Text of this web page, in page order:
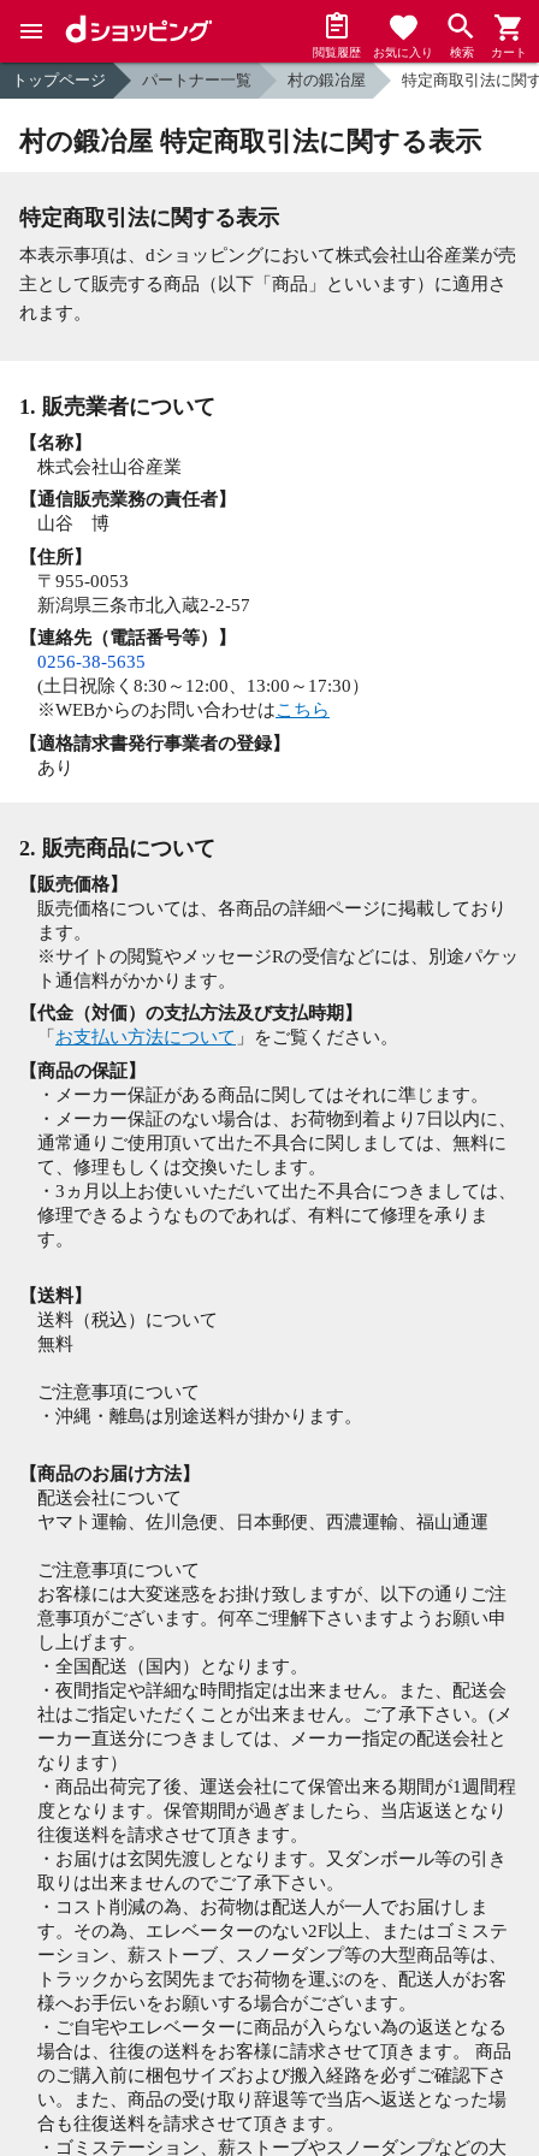
閲覧履歴 お気に入り 検索 カート
トップページ パートナー一覧 村の鍛冶屋 特定商取引法に関
村の鍛冶屋 特定商取引法に関する表示
特定商取引法に関する表示
本表示事項は、dショッピングにおいて株式会社山谷産業が売
主として販売する商品（以下「商品」といいます）に適用さ
れます。
1. 販売業者について
【名称】
株式会社山谷産業
【通信販売業務の責任者】
山谷 博
【住所】
〒955-0053
新潟県三条市北入蔵2-2-57
【連絡先（電話番号等）】
0256-38-5635
(土日祝除く8:30～12:00、13:00～17:30）
※WEBからのお問い合わせはこちら
【適格請求書発行事業者の登録】
あり
2. 販売商品について
【販売価格】
販売価格については、各商品の詳細ページに掲載しており
ます。
※サイトの閲覧やメッセージRの受信などには、別途パケッ
ト通信料がかかります。
【代金（対価）の支払方法及び支払時期】
「 お支払い方法について 」をご覧ください。
【商品の保証】
・メーカー保証がある商品に関してはそれに準じます。
・メーカー保証のない場合は、お荷物到着より7日以内に、
通常通りご使用頂いて出た不具合に関しましては、無料に
て、修理もしくは交換いたします。
・3ヵ月以上お使いいただいて出た不具合につきましては、
修理できるようなものであれば、有料にて修理を承りま
す。
【送料】
送料（税込）について
無料
ご注意事項について
・沖縄・離島は別途送料が掛かります。
【商品のお届け方法】
配送会社について
ヤマト運輸、佐川急便、日本郵便、西濃運輸、福山通運
ご注意事項について
お客様には大変迷惑をお掛け致しますが、以下の通りご注
意事項がございます。何卒ご理解下さいますようお願い申
し上げます。
・全国配送（国内）となります。
・夜間指定や詳細な時間指定は出来ません。また、配送会
社はご指定いただくことが出来ません。ご了承下さい。(メ
ーカー直送分につきましては、メーカー指定の配送会社と
なります）
・商品出荷完了後、運送会社にて保管出来る期間が1週間程
度となります。保管期間が過ぎましたら、当店返送となり
往復送料を請求させて頂きます。
・お届けは玄関先渡しとなります。又ダンボール等の引き
取りは出来ませんのでご了承下さい。
・コスト削減の為、お荷物は配送人が一人でお届けしま
す。その為、エレベーターのない2F以上、またはゴミステ
ーション、薪ストーブ、スノーダンプ等の大型商品等は、
トラックから玄関先までお荷物を運ぶのを、配送人がお客
様へお手伝いをお願いする場合がございます。
・ご自宅やエレベーターに商品が入らない為の返送となる
場合は、往復の送料をお客様に請求させて頂きます。 商品
のご購入前に梱包サイズおよび搬入経路を必ずご確認下さ
い。また、商品の受け取り辞退等で当店へ返送となった場
合も往復送料を請求させて頂きます。
・ゴミステーション、薪ストーブやスノーダンプなどの大